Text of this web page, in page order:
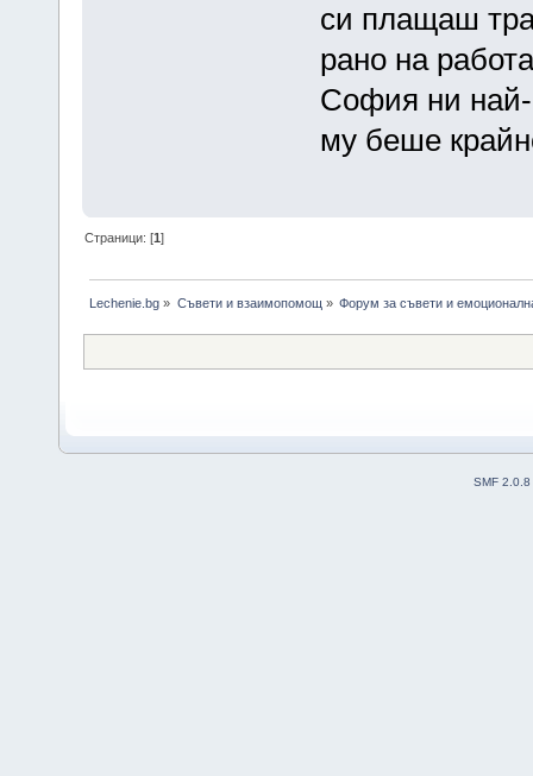
си плащаш
рано на
София ни
му беше
Страници: [1]
Lechenie.bg » Съвети и взаимопомощ» Форум за съвети и
SMF 2.0.8